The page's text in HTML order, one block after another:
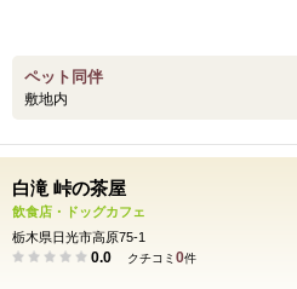
ペット同伴
敷地内
白滝 峠の茶屋
飲食店・ドッグカフェ
栃木県日光市高原75-1
0.0 クチコミ 0件